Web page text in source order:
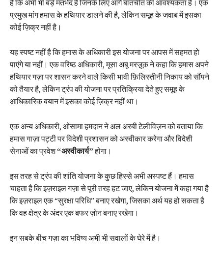
है कि अभी भी बड़े मतभेद हैं जिनके लिए आगे बातचीत की आवश्यकता है। एक
प्रमुख मांग हमास के हथियार डालने की है, लेकिन समूह के जवाब में इसका
कोई ज़िक्र नहीं है।
यह स्पष्ट नहीं है कि हमास के अधिकारी इस योजना पर आपस में सहमत हो
पाएंगे या नहीं। एक वरिष्ठ अधिकारी, मूसा अबू मरज़ूक ने कहा कि हमास अपने
हथियार गज़ा पर शासन करने वाले किसी भावी फ़िलिस्तीनी निकाय को सौंपने
को तैयार है, लेकिन ट्रंप की योजना पर प्रतिक्रिया देते हुए समूह के
आधिकारिक बयान में इसका कोई ज़िक्र नहीं था।
एक अन्य अधिकारी, ओसामा हमदान ने अल अरबी टेलीविज़न को बताया कि
हमास गाज़ा पट्टी पर विदेशी प्रशासन को अस्वीकार करेगा और विदेशी
सेनाओं का प्रवेश“अस्वीकार्य”होगा।
इस तरह से ट्रंप की शांति योजना के कुछ हिस्से अभी अस्पष्ट हैं। हमास
चाहता है कि इज़राइल गज़ा से पूरी तरह हट जाए, लेकिन योजना में कहा गया है
कि इज़राइल एक “सुरक्षा परिधि” बनाए रखेगा, जिसका अर्थ यह हो सकता है
कि वह क्षेत्र के अंदर एक बफर ज़ोन बनाए रखेगा।
इन सबके बीच गज़ा का भविष्य अभी भी सवालों के घेरे में है।